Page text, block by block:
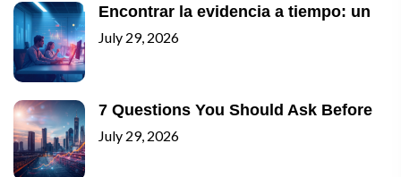
Encontrar la evidencia a tiempo: un
July 29, 2026
7 Questions You Should Ask Before
July 29, 2026